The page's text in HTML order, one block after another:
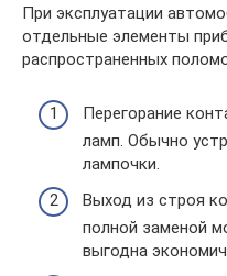
При эксплуатации
отдельные элементы
распространенных
Перегорание
ламп. Обычно
лампочки.
Выход из строя
полной заменой
выгодна